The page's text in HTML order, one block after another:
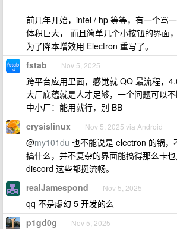
前几年开始，intel / hp 等等，有一个骂
体积巨大， 而且简单几个小按钮的界面
为了降本增效用 Electron 重写了。
fstab Nov 5, 2025
跨平台应用里面，感觉就 QQ 最流程，
大厂底蕴就是人才足够，一个问题可以不
中小厂：能用就行，别 BB
crysislinux Nov 5, 2025 via Android
@my101du 也不能说是 electron 的锅，
搞什么，并不复杂的界面能搞得那么卡也
discord 这些都挺流畅。
realJamespond Nov 5, 2025
qq 不是虚幻 5 开发的么
p1gd0g Nov 5, 2025